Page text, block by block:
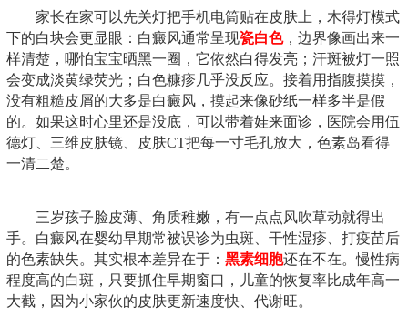
家长在家可以先关灯把手机电筒贴在皮肤上，木得灯模式
下的白块会更显眼：白癜风通常呈现瓷白色，边界像画出来一
样清楚，哪怕宝宝晒黑一圈，它依然白得发亮；汗斑被灯一照
会变成淡黄绿荧光；白色糠疹几乎没反应。接着用指腹摸摸，
没有粗糙皮屑的大多是白癜风，摸起来像砂纸一样多半是假
的。如果这时心里还是没底，可以带着娃来面诊，医院会用伍
德灯、三维皮肤镜、皮肤CT把每一寸毛孔放大，色素岛看得
一清二楚。
三岁孩子脸皮薄、角质稚嫩，有一点点风吹草动就得出
手。白癜风在婴幼早期常被误诊为虫斑、干性湿疹、打疫苗后
的色素缺失。其实根本差异在于： 黑素细胞还在不在。慢性病
程度高的白斑，只要抓住早期窗口，儿童的恢复率比成年高一
大截，因为小家伙的皮肤更新速度快、代谢旺。